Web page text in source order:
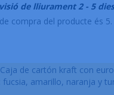
de lliurament 2 - 5
compra del producte és 5.
de cartón kraft con
amarillo, naranja y